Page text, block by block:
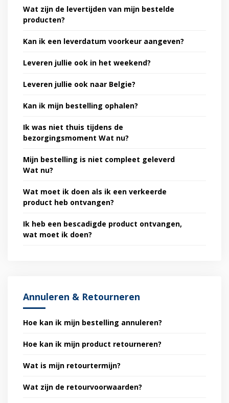
Wat zijn de levertijden van mijn bestelde
producten?
Kan ik een leverdatum voorkeur aangeven?
Leveren jullie ook in het weekend?
Leveren jullie ook naar Belgie?
Kan ik mijn bestelling ophalen?
Ik was niet thuis tijdens de
bezorgingsmoment Wat nu?
Mijn bestelling is niet compleet geleverd
Wat nu?
Wat moet ik doen als ik een verkeerde
product heb ontvangen?
Ik heb een bescadigde product ontvangen,
wat moet ik doen?
Annuleren & Retourneren
Hoe kan ik mijn bestelling annuleren?
Hoe kan ik mijn product retourneren?
Wat is mijn retourtermijn?
Wat zijn de retourvoorwaarden?